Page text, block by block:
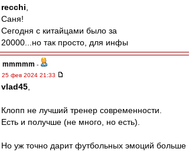
recchi
Саня!
Сегодня с китайцами было за
20000...но так просто, для инфы
mmmmm -
25 фев 2024 21:33
vlad45
Клопп не лучший тренер современности.
Есть и получше (не много, но есть).
Но уж точно дарит футбольных эмоций больше